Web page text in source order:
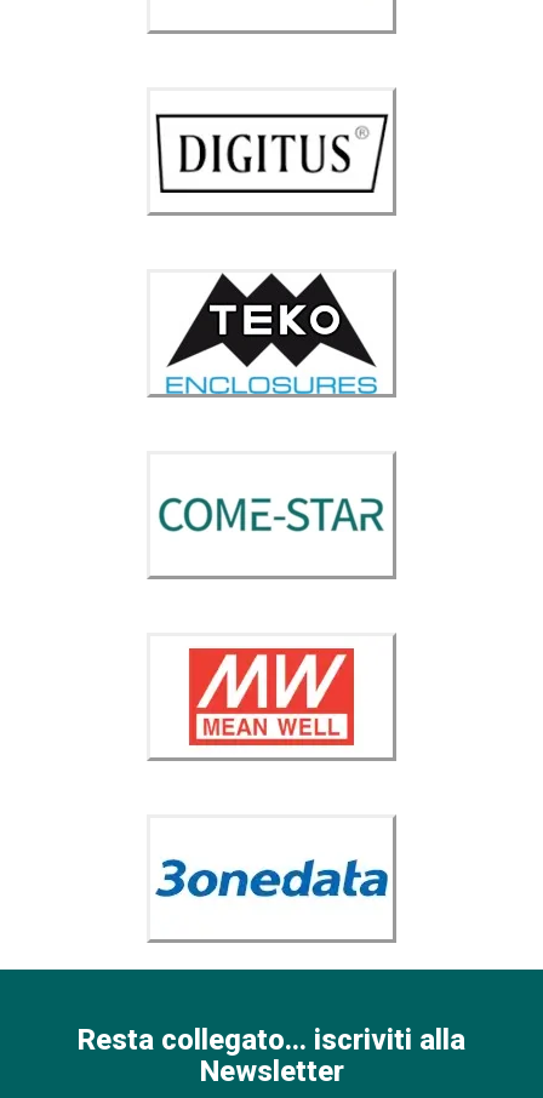
Resta collegato... iscriviti alla
Newsletter